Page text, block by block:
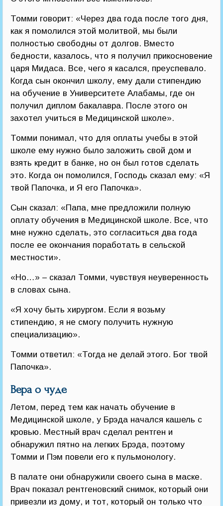
Томми говорит: «Через два года после того дня,
как я помолился этой молитвой, мы были
полностью свободны от долгов. Вместо
бедности, казалось, что я получил прикосновение
царя Мидаса. Все, чего я касался, преуспевало.
Когда сын окончил школу, ему дали стипендию
на обучение в Университете Алабамы, где он
получил диплом бакалавра. После этого он
захотел учиться в Медицинской школе».
Томми понимал, что для оплаты учебы в этой
школе ему нужно было заложить свой дом и
взять кредит в банке, но он был готов сделать
это. Когда он помолился, Господь сказал ему: «Я
твой Папочка, и Я его Папочка».
Сын сказал: «Папа, мне предложили полную
оплату обучения в Медицинской школе. Все, что
мне нужно сделать, это согласиться два года
после ее окончания поработать в сельской
местности».
«Но…» – сказал Томми, чувствуя неуверенность
в словах сына.
«Я хочу быть хирургом. Если я возьму
стипендию, я не смогу получить нужную
специализацию».
Томми ответил: «Тогда не делай этого. Бог твой
Папочка».
Вера о чуде
Летом, перед тем как начать обучение в
Медицинской школе, у Брэда начался кашель с
кровью. Местный врач сделал рентген и
обнаружил пятно на легких Брэда, поэтому
Томми и Пэм повели его к пульмонологу.
В палате они обнаружили своего сына в маске.
Врач показал рентгеновский снимок, который они
привезли из дому, и тот, который он только что